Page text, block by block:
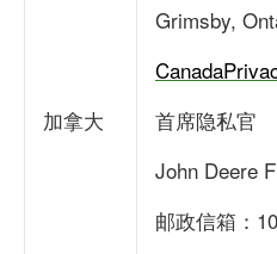
加拿大
Grimsby,
首席隐私官
John Deere
邮政信箱：